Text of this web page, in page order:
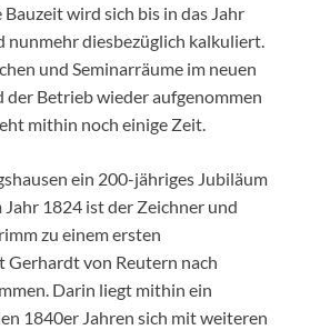
wird sich bis in das Jahr
nunmehr diesbezüglich kalkuliert.
und Seminarräume im neuen
der Betrieb wieder aufgenommen
mithin noch einige Zeit.
ein 200-jähriges Jubiläum
Jahr 1824 ist der Zeichner und
zu einem ersten
von Reutern nach
Darin liegt mithin ein
1840er Jahren sich mit weiteren